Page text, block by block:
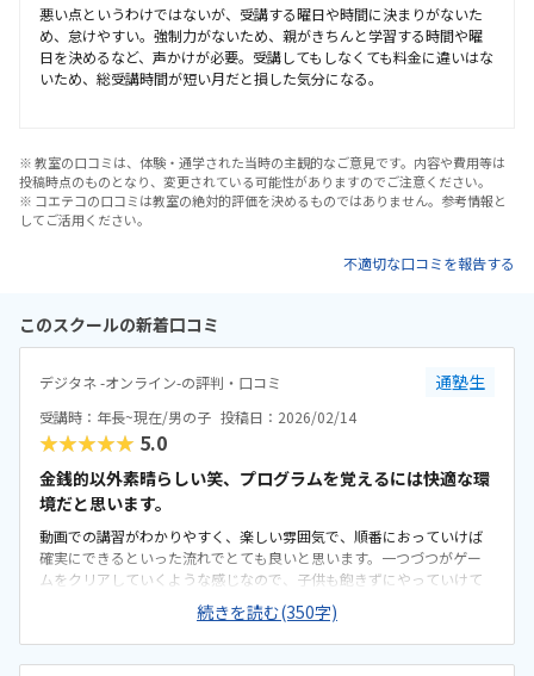
悪い点というわけではないが、受講する曜日や時間に決まりがないた
め、怠けやすい。強制力がないため、親がきちんと学習する時間や曜
日を決めるなど、声かけが必要。受講してもしなくても料金に違いはな
いため、総受講時間が短い月だと損した気分になる。
※ 教室の口コミは、体験・通学された当時の主観的なご意見です。内容や費用等は
投稿時点のものとなり、変更されている可能性がありますのでご注意ください。
※ コエテコの口コミは教室の絶対的評価を決めるものではありません。参考情報と
してご活用ください。
不適切な口コミを報告する
このスクールの新着口コミ
デジタネ -オンライン-の評判・口コミ 通塾生
受講時：年長~現在/男の子 投稿日：2026/02/14
★★★★★ 5.0
金銭的以外素晴らしい笑、プログラムを覚えるには快適な環
境だと思います。
動画での講習がわかりやすく、楽しい雰囲気で、順番におっていけば
確実にできるといった流れでとても良いと思います。一つづつがゲー
ムをクリアしていくような感じなので、子供も飽きずにやっていけて
るようです。自室で寝転がり流したり、机でしたり、場所を選ばずに
パソコン1つでできるのが、機会損失なく良い点です。基本親が設定等
はしました子供には理解が難しいですが、ある程度バソコン知識があ
る大人なら問題ありません。やはり高いです、仕方ないことですが、
続きを読む(350字)